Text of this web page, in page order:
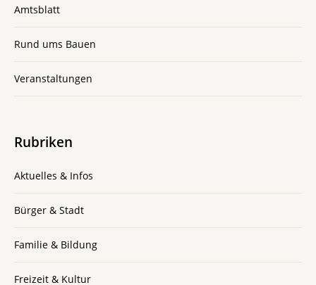
Amtsblatt
Rund ums Bauen
Veranstaltungen
Rubriken
Aktuelles & Infos
Bürger & Stadt
Familie & Bildung
Freizeit & Kultur